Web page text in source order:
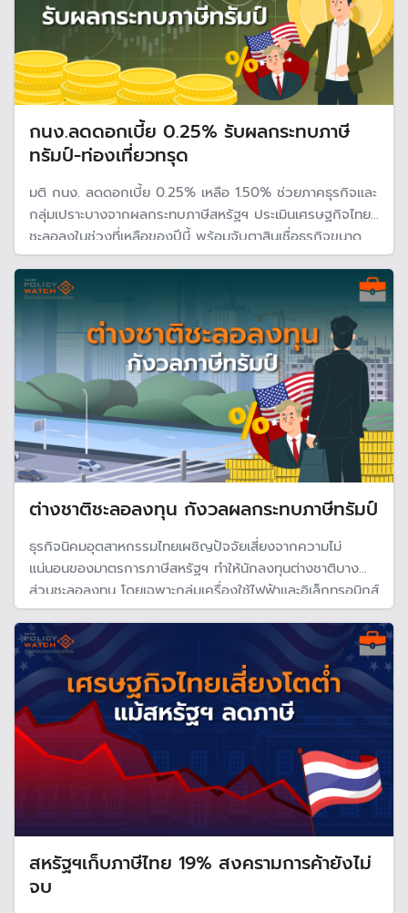
กนง.ลดดอกเบี้ย 0.25% รับผลกระทบภาษี
ทรัมป์-ท่องเที่ยวทรุด
มติ กนง. ลดดอกเบี้ย 0.25% เหลือ 1.50% ช่วยภาคธุรกิจและ
กลุ่มเปราะบางจากผลกระทบภาษีสหรัฐฯ ประเมินเศรษฐกิจไทย
ชะลอลงในช่วงที่เหลือของปีนี้ พร้อมจับตาสินเชื่อธุรกิจขนาด
ใหญ่หดตัวและเงินบาทแข็งค่ามากขึ้น
ต่างชาติชะลอลงทุน กังวลผลกระทบภาษีทรัมป์
ธุรกิจนิคมอุตสาหกรรมไทยเผชิญปัจจัยเสี่ยงจากความไม่
แน่นอนของมาตรการภาษีสหรัฐฯ ทำให้นักลงทุนต่างชาติบาง
ส่วนชะลอลงทุน โดยเฉพาะกลุ่มเครื่องใช้ไฟฟ้าและอิเล็กทรอนิกส์
ซึ่งสหรัฐฯ เป็นตลาดส่งออกรายใหญ่ของไทย พบว่ามูลค่าการ
ขอรับส่งเสริมการลงทุนลดลง -50%YOY
สหรัฐฯเก็บภาษีไทย 19% สงครามการค้ายังไม่
จบ